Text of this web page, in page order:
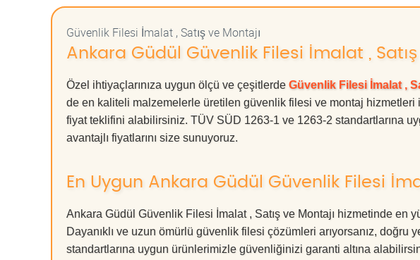
Güvenlik Filesi İmalat , Satış ve Montajı
Ankara Güdül Güvenlik Filesi İmalat , Satış
Özel ihtiyaçlarınıza uygun ölçü ve çeşitlerde Güvenlik Filesi İmalat ,
de en kaliteli malzemelerle üretilen güvenlik filesi ve montaj hizmetleri
fiyat teklifini alabilirsiniz. TÜV SÜD 1263-1 ve 1263-2 standartlarına
avantajlı fiyatlarını size sunuyoruz.
En Uygun Ankara Güdül Güvenlik Filesi
Ankara Güdül Güvenlik Filesi İmalat , Satış ve Montajı hizmetinde en
Dayanıklı ve uzun ömürlü güvenlik filesi çözümleri arıyorsanız,
standartlarına uygun ürünlerimizle güvenliğinizi garanti altına